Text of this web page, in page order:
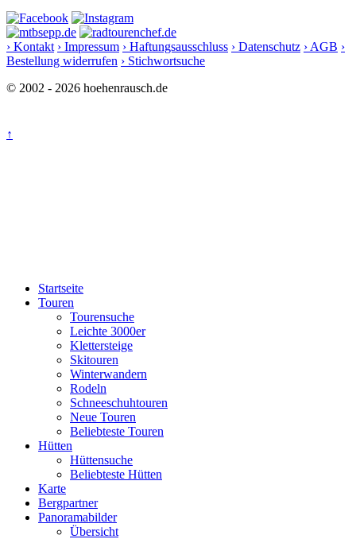
› Kontakt › Impressum › Haftungsausschluss › Datenschutz › AGB ›
Bestellung widerrufen › Stichwortsuche
© 2002 - 2026 hoehenrausch.de
↑
Startseite
Touren
Tourensuche
Leichte 3000er
Klettersteige
Skitouren
Winterwandern
Rodeln
Schneeschuhtouren
Neue Touren
Beliebteste Touren
Hütten
Hüttensuche
Beliebteste Hütten
Karte
Bergpartner
Panoramabilder
Übersicht